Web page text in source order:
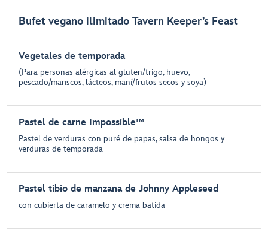
Bufet vegano ilimitado Tavern Keeper’s Feast
Vegetales de temporada
(Para personas alérgicas al gluten/trigo, huevo,
pescado/mariscos, lácteos, maní/frutos secos y soya)
Pastel de carne Impossible™
Pastel de verduras con puré de papas, salsa de hongos y
verduras de temporada
Pastel tibio de manzana de Johnny Appleseed
con cubierta de caramelo y crema batida